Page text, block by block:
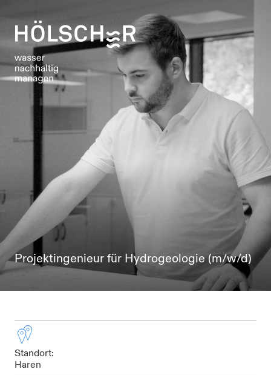
Projektingenieur für Hydrogeologie (m/w/d)
Standort:
Haren